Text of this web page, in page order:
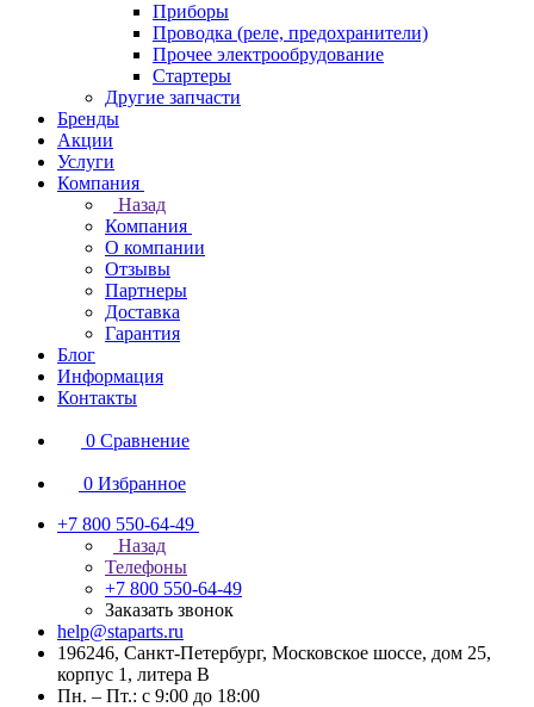
Приборы
Проводка (реле, предохранители)
Прочее электрообрудование
Стартеры
Другие запчасти
Бренды
Акции
Услуги
Компания
Назад
Компания
О компании
Отзывы
Партнеры
Доставка
Гарантия
Блог
Информация
Контакты
0 Сравнение
0 Избранное
+7 800 550-64-49
Назад
Телефоны
+7 800 550-64-49
Заказать звонок
help@staparts.ru
196246, Санкт-Петербург, Московское шоссе, дом 25,
корпус 1, литера В
Пн. – Пт.: с 9:00 до 18:00